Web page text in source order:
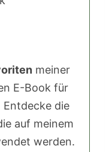
meiner
E-Book für
Entdecke die
auf meinem
werden.